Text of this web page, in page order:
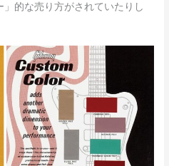
」的な売り方がされていたりし